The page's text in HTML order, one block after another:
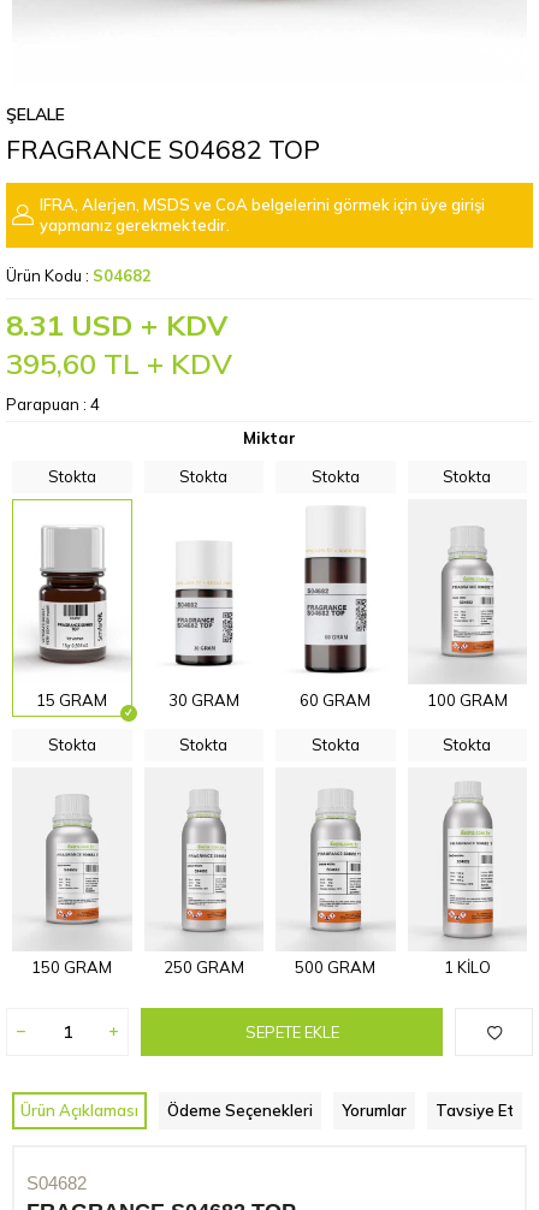
ŞELALE
FRAGRANCE S04682 TOP
IFRA, Alerjen, MSDS ve CoA belgelerini görmek için üye girişi
yapmanız gerekmektedir.
Ürün Kodu : S04682
8.31 USD + KDV
395,60 TL + KDV
Parapuan : 4
Miktar
Stokta
15 GRAM
Stokta
30 GRAM
Stokta
60 GRAM
Stokta
100 GRAM
Stokta
150 GRAM
Stokta
250 GRAM
Stokta
500 GRAM
Stokta
1 KİLO
SEPETE EKLE
Ürün Açıklaması Ödeme Seçenekleri Yorumlar Tavsiye Et
S04682